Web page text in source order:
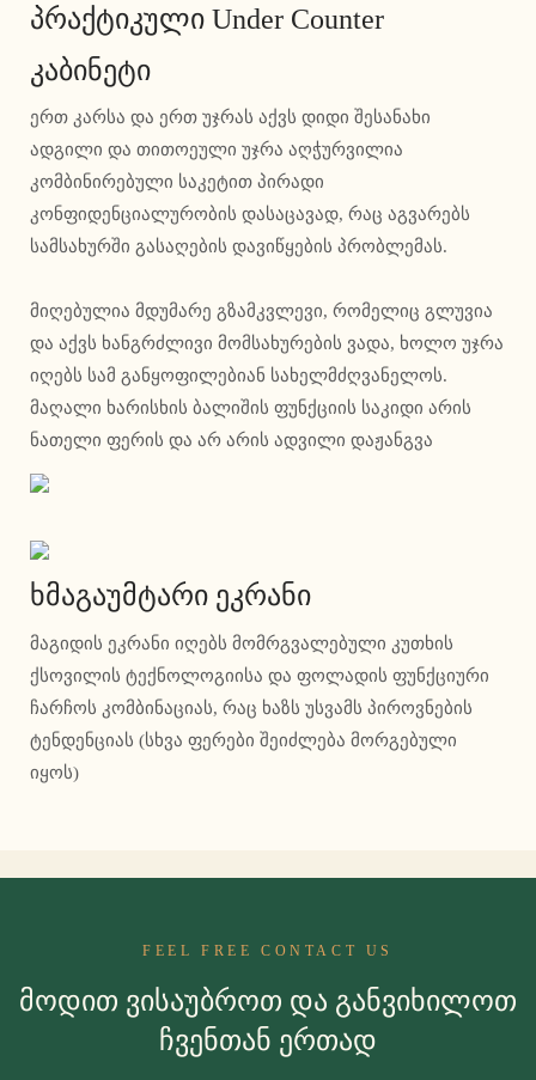
პრაქტიკული Under Counter
კაბინეტი
ერთ კარსა და ერთ უჯრას აქვს დიდი შესანახი
ადგილი და თითოეული უჯრა აღჭურვილია
კომბინირებული საკეტით პირადი
კონფიდენციალურობის დასაცავად, რაც აგვარებს
სამსახურში გასაღების დავიწყების პრობლემას.
მიღებულია მდუმარე გზამკვლევი, რომელიც გლუვია
და აქვს ხანგრძლივი მომსახურების ვადა, ხოლო უჯრა
იღებს სამ განყოფილებიან სახელმძღვანელოს.
მაღალი ხარისხის ბალიშის ფუნქციის საკიდი არის
ნათელი ფერის და არ არის ადვილი დაჟანგვა
ხმაგაუმტარი ეკრანი
მაგიდის ეკრანი იღებს მომრგვალებული კუთხის
ქსოვილის ტექნოლოგიისა და ფოლადის ფუნქციური
ჩარჩოს კომბინაციას, რაც ხაზს უსვამს პიროვნების
ტენდენციას (სხვა ფერები შეიძლება მორგებული
იყოს)
FEEL FREE CONTACT US
Მოდით Ვისაუბროთ Და Განვიხილოთ
Ჩვენთან Ერთად